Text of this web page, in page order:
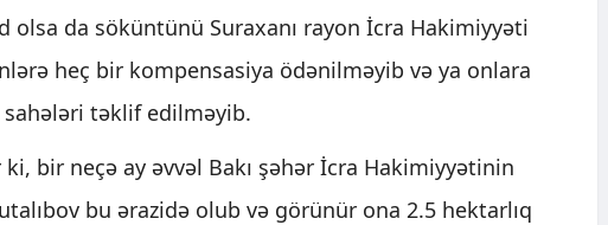
olsa da söküntünü Suraxanı rayon İcra Hakimiyyəti
heç bir kompensasiya ödənilməyib və ya onlara
təklif edilməyib.
bir neçə ay əvvəl Bakı şəhər İcra Hakimiyyətinin
bu ərazidə olub və görünür ona 2.5 hektarlıq